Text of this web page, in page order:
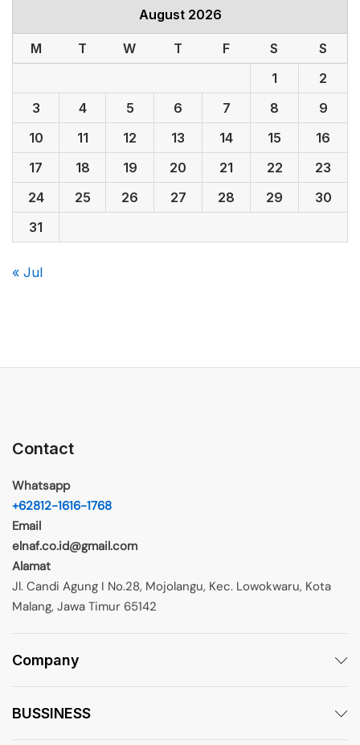
August 2026
M T W T F S
S
1
2
3
4 5 6 7 8
9
10
11 12 13 14 15
16
17
18 19 20 21 22
23
24
25 26 27 28 29
30
31
« Jul
Contact
Whatsapp
+62812-1616-1768
Email
elnaf.co.id@gmail.com
Alamat
Jl. Candi Agung I No.28, Mojolangu, Kec. Lowokwaru, Kota
Malang, Jawa Timur 65142
Company
BUSSINESS